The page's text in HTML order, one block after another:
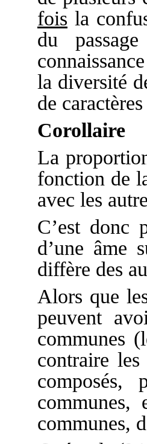
fois la
du
la diversité
de
Corollaire
La
fonction de
avec les
C’est donc
d’une âme
diffère des
Alors que
peuvent
communes
contraire
composés,
communes,
communes,